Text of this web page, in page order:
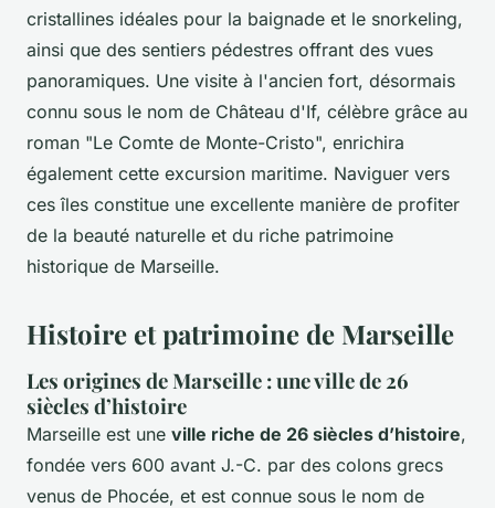
cristallines idéales pour la baignade et le snorkeling,
ainsi que des sentiers pédestres offrant des vues
panoramiques. Une visite à l'ancien fort, désormais
connu sous le nom de Château d'If, célèbre grâce au
roman "Le Comte de Monte-Cristo", enrichira
également cette excursion maritime. Naviguer vers
ces îles constitue une excellente manière de profiter
de la beauté naturelle et du riche patrimoine
historique de Marseille.
Histoire et patrimoine de Marseille
Les origines de Marseille : une ville de 26
siècles d’histoire
Marseille est une ville riche de 26 siècles d’histoire,
fondée vers 600 avant J.-C. par des colons grecs
venus de Phocée, et est connue sous le nom de